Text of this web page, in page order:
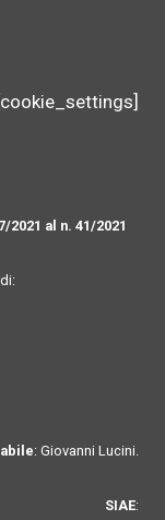
[cookie_settings]
al n. 41/2021
: Giovanni Lucini.
SIAE: